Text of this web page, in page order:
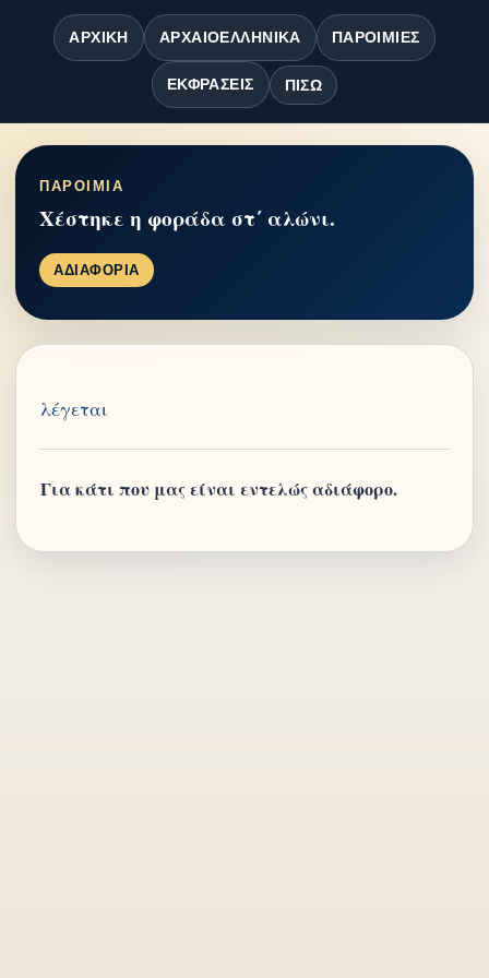
ΑΡΧΙΚΉ ΑΡΧΑΙΟΕΛΛΗΝΙΚΆ ΠΑΡΟΙΜΊΕΣ
ΕΚΦΡΆΣΕΙΣ ΠΊΣΩ
ΠΑΡΟΙΜΙΑ
Χέστηκε η φοράδα στ΄ αλώνι.
ΑΔΙΑΦΟΡΙΑ
λέγεται
Για κάτι που μας είναι εντελώς αδιάφορο.